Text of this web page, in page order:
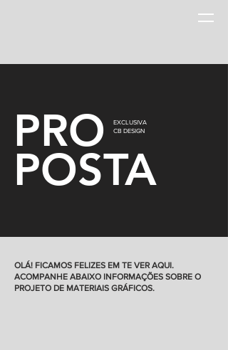
PRO
POSTA
EXCLUSIVA
CB DESIGN
OLÁ! FICAMOS FELIZES EM TE VER AQUI.
ACOMPANHE ABAIXO INFORMAÇÕES SOBRE O
PROJETO DE MATERIAIS GRÁFICOS.